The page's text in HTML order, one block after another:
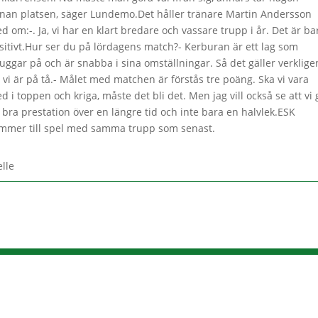
platsen, säger Lundemo.Det håller tränare Martin Andersson
om:-. Ja, vi har en klart bredare och vassare trupp i år. Det är
ser du på lördagens match?- Kerburan är ett lag som
på och är snabba i sina omställningar. Så det gäller
är på tå.- Målet med matchen är förstås tre poäng. Ska vi vara
i toppen och kriga, måste det bli det. Men jag vill också se att vi
prestation över en längre tid och inte bara en halvlek.ESK
till spel med samma trupp som senast.